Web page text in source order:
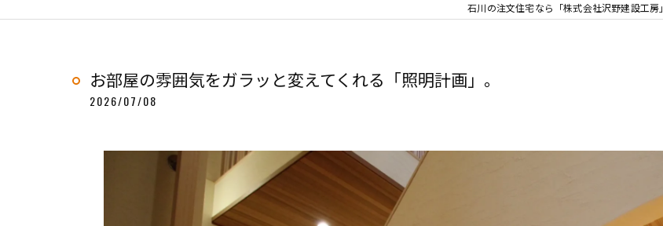
石川の注文住宅なら「株式会社沢野建設工房」
お部屋の雰囲気をガラッと変えてくれる「照明計画」。
2026/07/08